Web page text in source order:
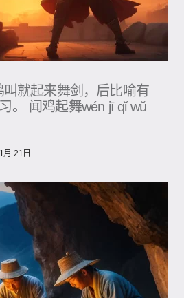
叫就起来舞剑，后比喻有
。 闻鸡起舞wén jī qǐ wǔ
月 21日